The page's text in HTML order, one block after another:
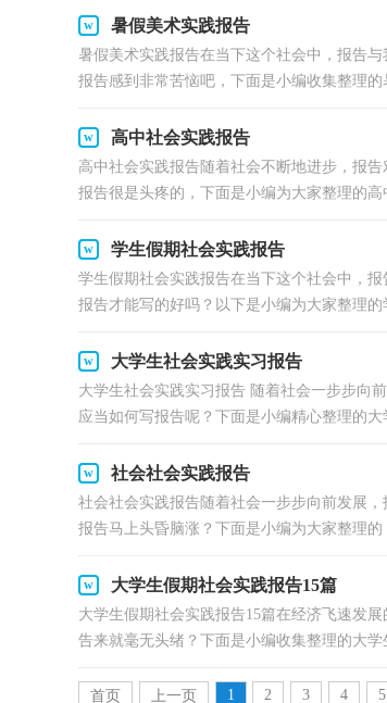
暑假美术实践报告
暑假美术实践报告在当下这个社会中，报告
报告感到非常苦恼吧，下面是小编收集整理
高中社会实践报告
高中社会实践报告随着社会不断地进步，报
报告很是头疼的，下面是小编为大家整理的
学生假期社会实践报告
学生假期社会实践报告在当下这个社会中，
报告才能写的好吗？以下是小编为大家整理
大学生社会实践实习报告
大学生社会实践实习报告 随着社会一步步向
应当如何写报告呢？下面是小编精心整理的
社会社会实践报告
社会社会实践报告随着社会一步步向前发展
报告马上头昏脑涨？下面是小编为大家整理
大学生假期社会实践报告15篇
大学生假期社会实践报告15篇在经济飞速发
告来就毫无头绪？下面是小编收集整理的大
首页 上一页 1 2 3 4 5